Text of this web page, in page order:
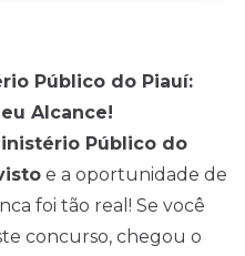
Público do Piauí:
Alcance!
Público do
e a oportunidade de
foi tão real! Se você
concurso, chegou o